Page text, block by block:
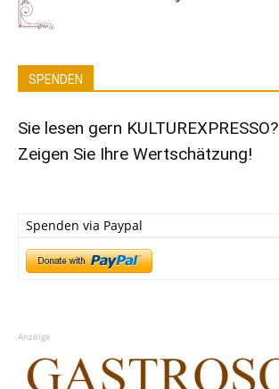
SPENDEN
Sie lesen gern KULTUREXPRESSO?
Zeigen Sie Ihre Wertschätzung!
Spenden via Paypal
Anzeige